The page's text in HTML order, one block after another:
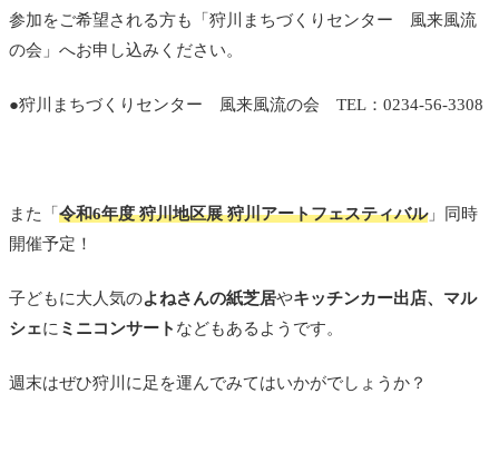
参加をご希望される方も「狩川まちづくりセンター 風来風流
の会」へお申し込みください。
●狩川まちづくりセンター 風来風流の会 TEL：0234-56-3308
また「令和6年度 狩川地区展 狩川アートフェスティバル」同時
開催予定！
子どもに大人気のよねさんの紙芝居やキッチンカー出店、マル
シェに ミニコンサート などもあるようです。
週末はぜひ狩川に足を運んでみてはいかがでしょうか？